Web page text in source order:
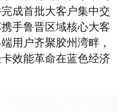
成首批大客户集中交
手鲁晋区域核心大客
用户齐聚胶州湾畔，
效能革命在蓝色经济